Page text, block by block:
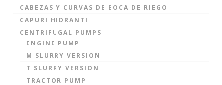
CABEZAS Y CURVAS DE BOCA DE RIEGO
CAPURI HIDRANTI
CENTRIFUGAL PUMPS
ENGINE PUMP
M SLURRY VERSION
T SLURRY VERSION
TRACTOR PUMP